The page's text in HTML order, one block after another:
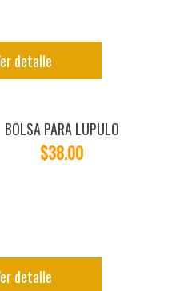
detalle
BOLSA PARA LUPULO
$38.00
detalle